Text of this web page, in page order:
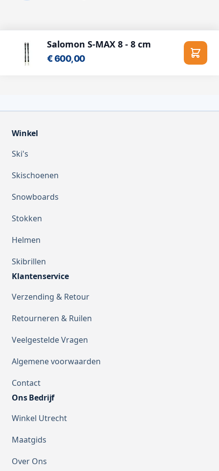
Salomon S-MAX 8 - 8 cm
€ 600,00 In
Winkel
Ski's
Skischoenen
Snowboards
Stokken
Helmen
Skibrillen
Klantenservice
Verzending & Retour
Retourneren & Ruilen
Veelgestelde Vragen
Algemene voorwaarden
Contact
Ons Bedrijf
Winkel Utrecht
Maatgids
Over Ons